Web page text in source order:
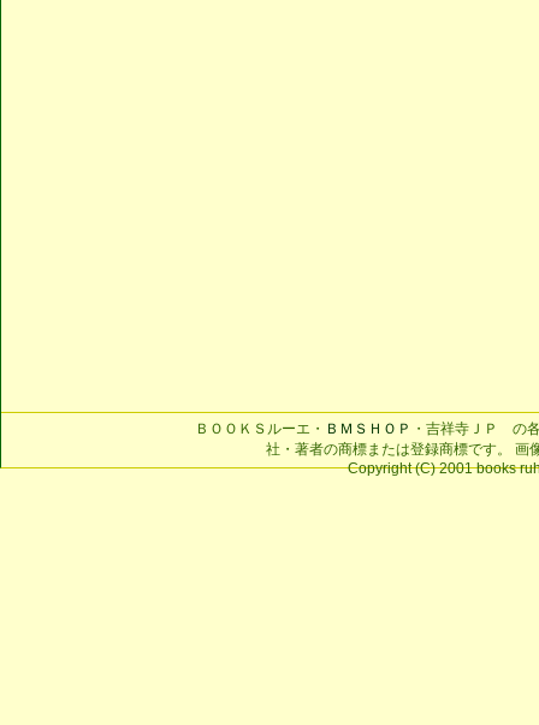
ＢＯＯＫＳルーエ・ ＢＭＳＨＯＰ ・吉祥寺ＪＰ の
社・著者の商標または登録商標です。 画
Copyright (C) 2001 books